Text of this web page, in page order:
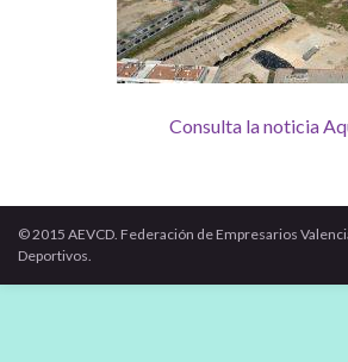
Consulta la noticia
© 2015 AEVCD. Federación de Empresarios
Deportivos.